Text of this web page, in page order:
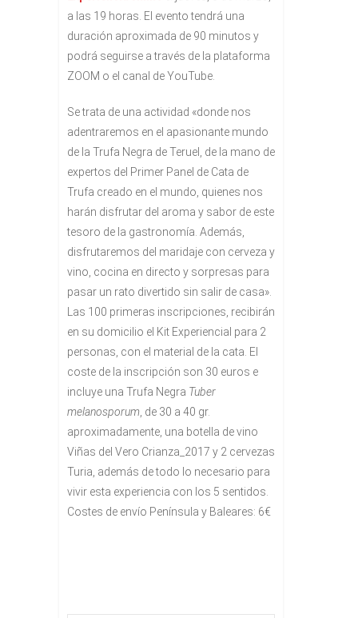
a las 19 horas. El evento tendrá una
duración aproximada de 90 minutos y
podrá seguirse a través de la plataforma
ZOOM o el canal de YouTube.
Se trata de una actividad «donde nos
adentraremos en el apasionante mundo
de la Trufa Negra de Teruel, de la mano de
expertos del Primer Panel de Cata de
Trufa creado en el mundo, quienes nos
harán disfrutar del aroma y sabor de este
tesoro de la gastronomía. Además,
disfrutaremos del maridaje con cerveza y
vino, cocina en directo y sorpresas para
pasar un rato divertido sin salir de casa».
Las 100 primeras inscripciones, recibirán
en su domicilio el Kit Experiencial para 2
personas, con el material de la cata. El
coste de la inscripción son 30 euros e
incluye una Trufa Negra Tuber
melanosporum , de 30 a 40 gr.
aproximadamente, una botella de vino
Viñas del Vero Crianza_2017 y 2 cervezas
Turia, además de todo lo necesario para
vivir esta experiencia con los 5 sentidos.
Costes de envío Península y Baleares: 6€